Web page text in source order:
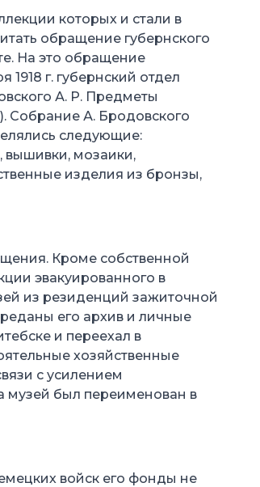
которых и стали в
обращение губернского
На это обращение
г. губернский отдел
А. Р. Предметы
Собрание А. Бродовского
следующие:
вышивки, мозаики,
изделия из бронзы,
Кроме собственной
эвакуированного в
из резиденций зажиточной
его архив и личные
и переехал в
хозяйственные
с усилением
музей был переименован в
войск его фонды не